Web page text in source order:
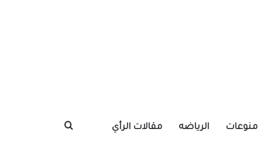
منوعات الرياضه مقالات الرأي بحث عن